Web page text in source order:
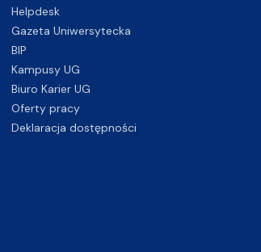
Helpdesk
Gazeta Uniwersytecka
BIP
Kampusy UG
Biuro Karier UG
Oferty pracy
Deklaracja dostępności